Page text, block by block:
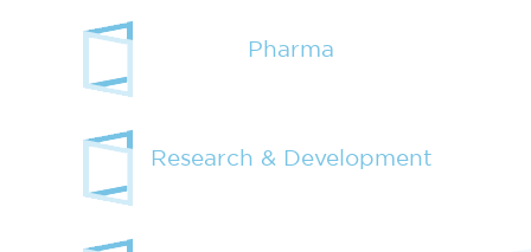
Pharma
Research & Development